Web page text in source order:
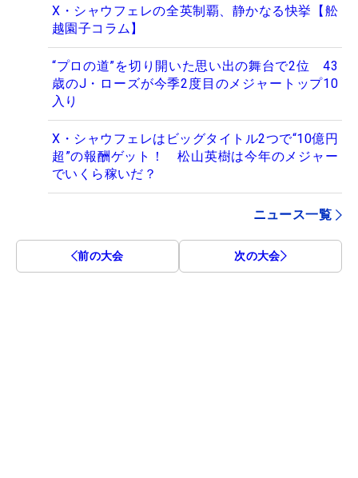
X・シャウフェレの全英制覇、静かなる快挙【舩
越園子コラム】
“プロの道”を切り開いた思い出の舞台で2位 43
歳のJ・ローズが今季2度目のメジャートップ10
入り
X・シャウフェレはビッグタイトル2つで“10億円
超”の報酬ゲット！ 松山英樹は今年のメジャー
でいくら稼いだ？
ニュース一覧
前の大会 次の大会